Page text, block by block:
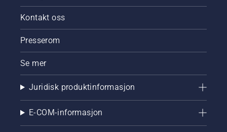
Kontakt oss
Presserom
Se mer
Juridisk produktinformasjon
E-COM-informasjon